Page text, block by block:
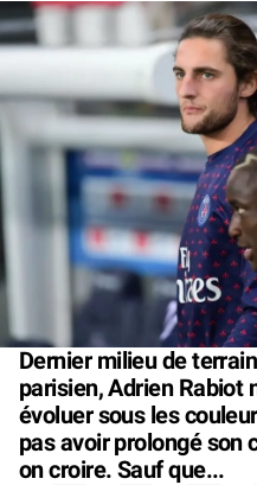
Dernier milieu de
parisien, Adrien Rabiot
évoluer sous les
pas avoir prolongé son
on croire. Sauf que...